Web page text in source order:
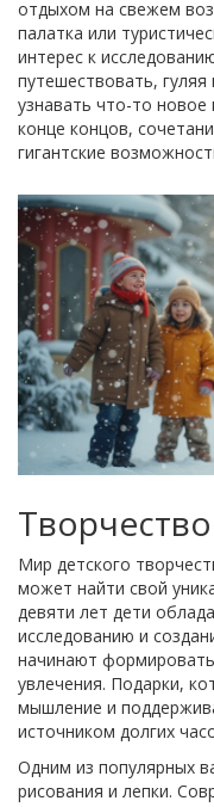
отдыхом на свежем
палатка или
интерес к
путешествовать,
узнавать что-то
конце концов,
гигантские
Мир детского
может найти свой
девяти лет дети
исследованию и
начинают
увлечения. Подарки,
мышление и
источником долгих
Одним из популярных
рисования и лепки.